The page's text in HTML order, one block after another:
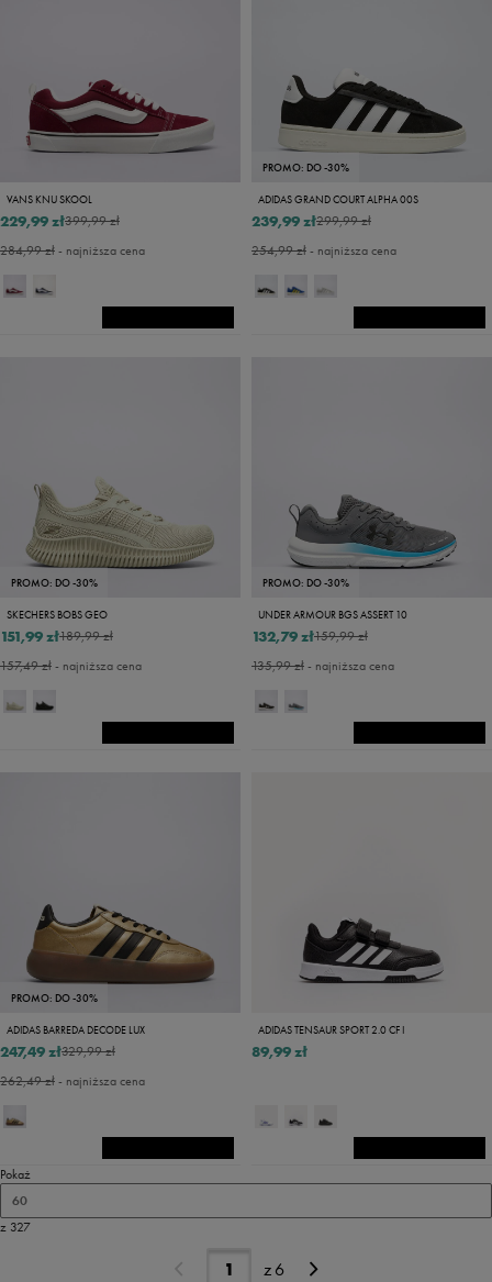
VANS KNU SKOOL
399,99 zł
229,99 zł
284,99 zł- najniższa cena
PROMO: DO -30%
ADIDAS GRAND COURT ALPHA 00S
299,99 zł
239,99 zł
254,99 zł- najniższa cena
PROMO: DO -30%
SKECHERS BOBS GEO
189,99 zł
151,99 zł
157,49 zł- najniższa cena
PROMO: DO -30%
UNDER ARMOUR BGS ASSERT 10
159,99 zł
132,79 zł
135,99 zł- najniższa cena
PROMO: DO -30%
ADIDAS BARREDA DECODE LUX
329,99 zł
247,49 zł
262,49 zł- najniższa cena
ADIDAS TENSAUR SPORT 2.0 CF I
89,99 zł
Pokaż
60
z 327
z6